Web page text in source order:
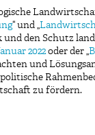
“ und „
und den Schutz
2022oder der „
und
zu fördern.